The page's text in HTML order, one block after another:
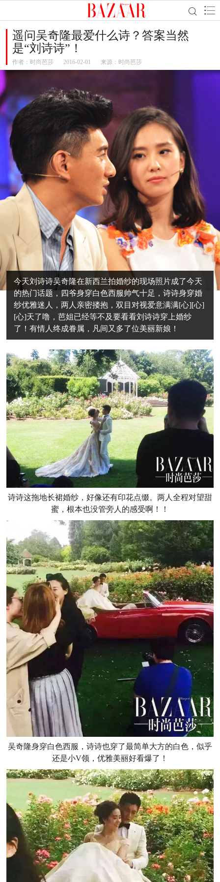
遥问吴奇隆最爱什么诗？答案当然
是“刘诗诗”！
作者： 时尚芭莎 2016-02-01 来源：时尚芭莎
今天刘诗诗吴奇隆在新西兰拍婚纱的现场照片成了今天
的热门话题，四爷身穿白色西服帅气十足，诗诗身穿婚
纱优雅迷人，两人亲密搂抱，双目对视爱意满满[心][心]
[心]天了噜，芭姐已经等不及要看看刘诗诗穿上婚纱
了！有情人终成眷属，凡间又多了位美丽新娘！
诗诗这拖地长裙婚纱，好像还有印花点缀。两人全程对望甜
蜜，根本也没管旁人的感受啊！！
吴奇隆身穿白色西服，诗诗也穿了最简单大方的白色，似乎
还是小V领，优雅美丽好看爆了！